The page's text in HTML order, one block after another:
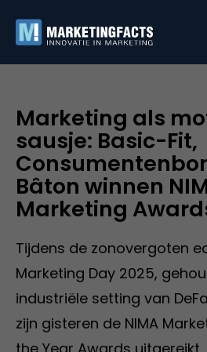
Marketing als
sausje: Basic-Fit,
Bâton winnen
Marketing
Tijdens de zonovergoten
Marketing Day 2025,
industriële setting van
zijn gisteren de NIMA